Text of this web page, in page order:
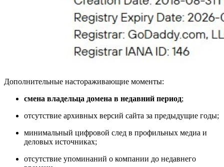
Дополнительные настораживающие моменты:
смена владельца домена в недавний период;
отсутствие архивных версий сайта за предыдущие годы;
минимальный цифровой след в профильных медиа и
деловых источниках;
отсутствие упоминаний о компании до недавнего